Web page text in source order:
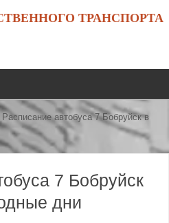
ТРАНСПОРТА
Расписание автобуса 7 Бобруйск в
7 Бобруйск
дни